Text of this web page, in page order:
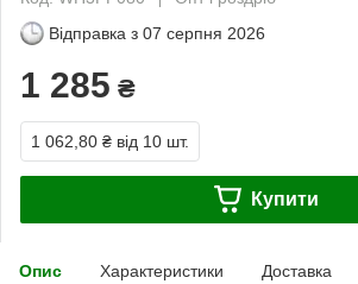
Відправка з 07 серпня 2026
1 285 ₴
1 062,80 ₴ від 10 шт.
Купити
Опис Характеристики Доставка